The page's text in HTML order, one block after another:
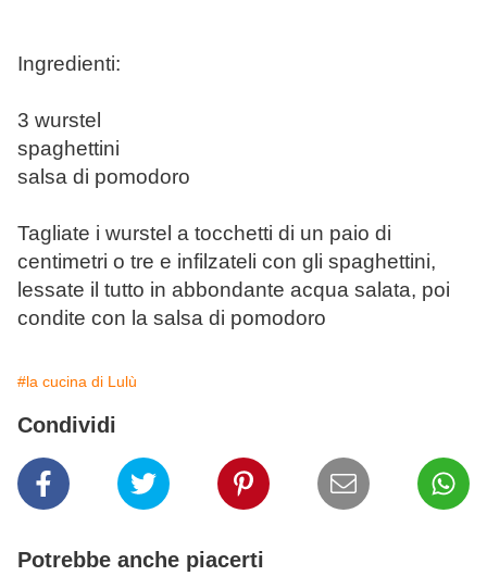
Ingredienti:
3 wurstel
spaghettini
salsa di pomodoro
Tagliate i wurstel a tocchetti di un paio di
centimetri o tre e infilzateli con gli spaghettini,
lessate il tutto in abbondante acqua salata, poi
condite con la salsa di pomodoro
#la cucina di Lulù
Condividi
Potrebbe anche piacerti